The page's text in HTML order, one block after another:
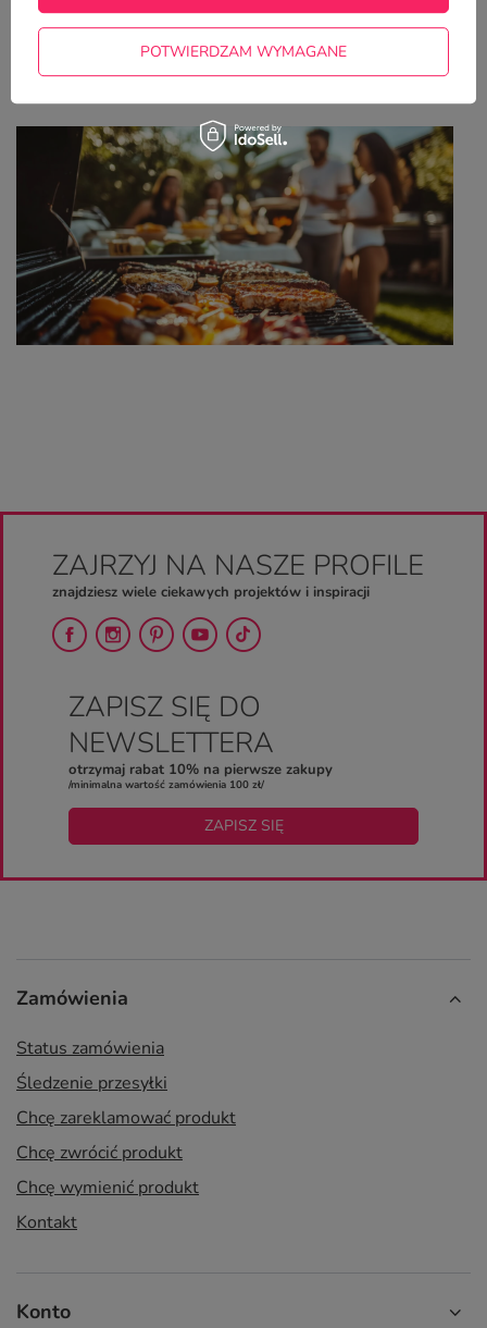
8 gadżetów na grilla, które odmienią Twoją
ZAJRZYJ NA NASZE PROFILE
znajdziesz wiele ciekawych projektów i inspiracji
ZAPISZ SIĘ DO
NEWSLETTERA
otrzymaj rabat 10% na pierwsze zakupy
/minimalna wartość zamówienia 100 zł/
ZAPISZ SIĘ
Zamówienia
Status zamówienia
Śledzenie przesyłki
Chcę zareklamować produkt
Chcę zwrócić produkt
Chcę wymienić produkt
Kontakt
Konto
POTWIERDZAM WYMAGANE